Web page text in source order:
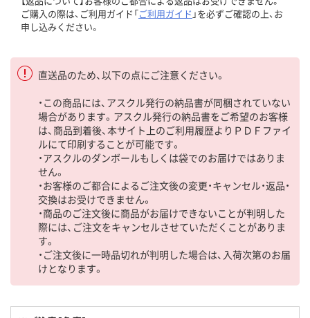
ご購入の際は、ご利用ガイド「ご利用ガイド 」を必ずご確認の上、お
申し込みください。
直送品のため、以下の点にご注意ください。
・この商品には、アスクル発行の納品書が同梱されていない
場合があります。アスクル発行の納品書をご希望のお客様
は、商品到着後、本サイト上のご利用履歴よりＰＤＦファイ
ルにて印刷することが可能です。
・アスクルのダンボールもしくは袋でのお届けではありま
せん。
・お客様のご都合によるご注文後の変更・キャンセル・返品・
交換はお受けできません。
・商品のご注文後に商品がお届けできないことが判明した
際には、ご注文をキャンセルさせていただくことがありま
す。
・ご注文後に一時品切れが判明した場合は、入荷次第のお届
けとなります。